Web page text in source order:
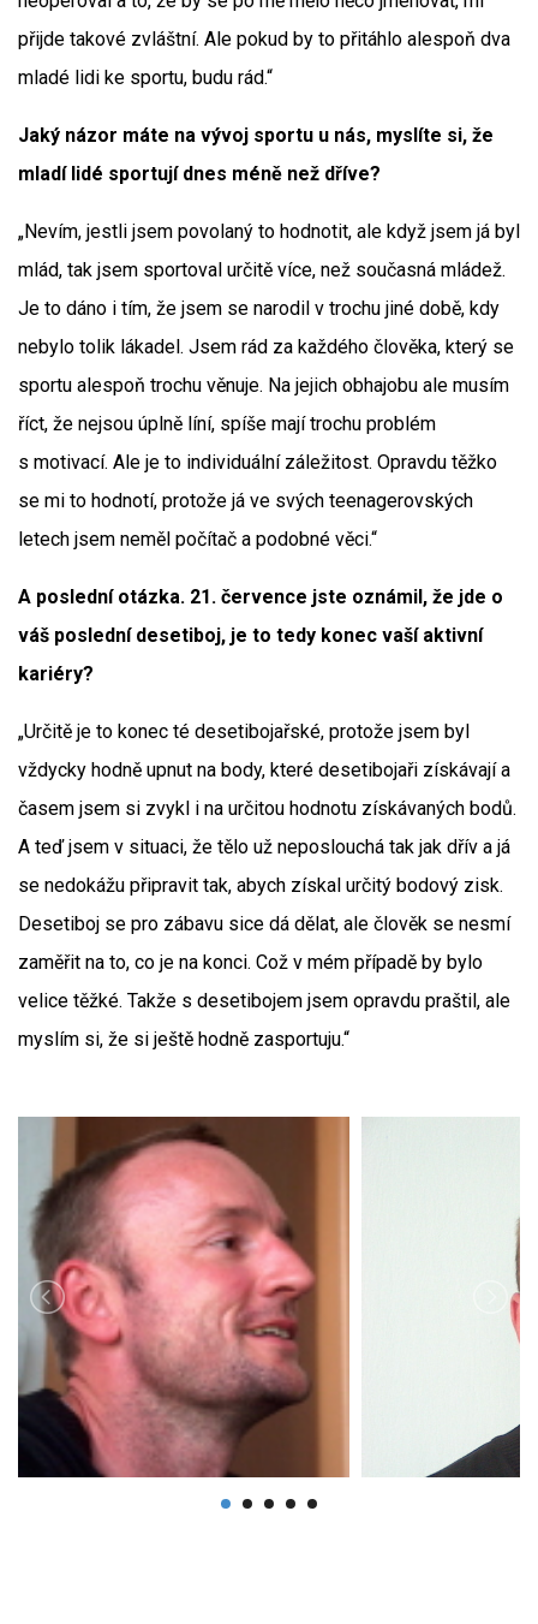
přijde takové zvláštní. Ale pokud by to přitáhlo alespoň dva
mladé lidi ke sportu, budu rád.“
Jaký názor máte na vývoj sportu u nás, myslíte si, že
mladí lidé sportují dnes méně než dříve?
„Nevím, jestli jsem povolaný to hodnotit, ale když jsem já byl
mlád, tak jsem sportoval určitě více, než současná mládež.
Je to dáno i tím, že jsem se narodil v trochu jiné době, kdy
nebylo tolik lákadel. Jsem rád za každého člověka, který se
sportu alespoň trochu věnuje. Na jejich obhajobu ale musím
říct, že nejsou úplně líní, spíše mají trochu problém
s motivací. Ale je to individuální záležitost. Opravdu těžko
se mi to hodnotí, protože já ve svých teenagerovských
letech jsem neměl počítač a podobné věci.“
A poslední otázka. 21. července jste oznámil, že jde o
váš poslední desetiboj, je to tedy konec vaší aktivní
kariéry?
„Určitě je to konec té desetibojařské, protože jsem byl
vždycky hodně upnut na body, které desetibojaři získávají a
časem jsem si zvykl i na určitou hodnotu získávaných bodů.
A teď jsem v situaci, že tělo už neposlouchá tak jak dřív a já
se nedokážu připravit tak, abych získal určitý bodový zisk.
Desetiboj se pro zábavu sice dá dělat, ale člověk se nesmí
zaměřit na to, co je na konci. Což v mém případě by bylo
velice těžké. Takže s desetibojem jsem opravdu praštil, ale
myslím si, že si ještě hodně zasportuju.“